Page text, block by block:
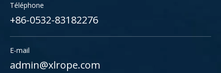
Téléphone
+86-0532-83182276
E-mail
admin@xlrope.com